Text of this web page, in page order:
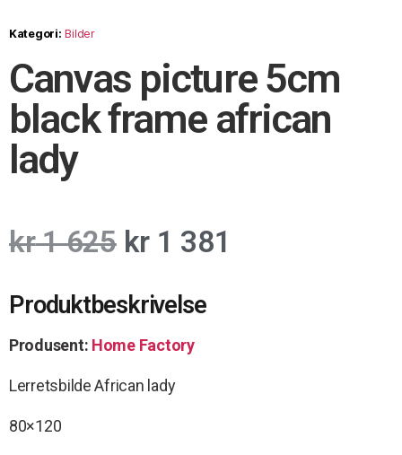
Kategori: Bilder
Canvas picture 5cm
black frame african
lady
kr1 625 kr 1 381
Produktbeskrivelse
Produsent: Home Factory
Lerretsbilde African lady
80×120